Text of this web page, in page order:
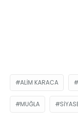
ALIM KARACA
MUĞLA